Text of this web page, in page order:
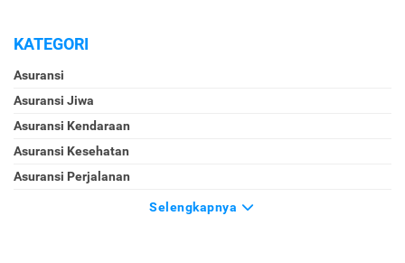
KATEGORI
Asuransi
Asuransi Jiwa
Asuransi Kendaraan
Asuransi Kesehatan
Asuransi Perjalanan
Selengkapnya